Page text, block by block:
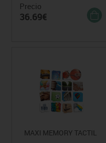
Precio
36.69€
MAXI MEMORY TACTIL